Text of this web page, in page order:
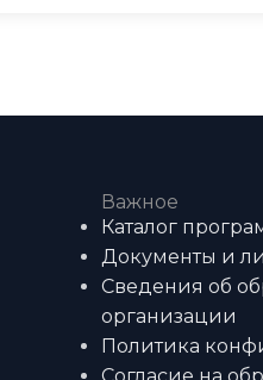
Важное
Каталог
Документы и
Сведения об
организации
Политика